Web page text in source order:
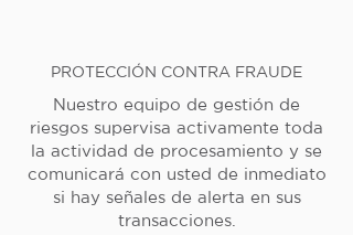
PROTECCIÓN CONTRA FRAUDE
Nuestro equipo de gestión de
riesgos supervisa activamente toda
la actividad de procesamiento y se
comunicará con usted de inmediato
si hay señales de alerta en sus
transacciones.